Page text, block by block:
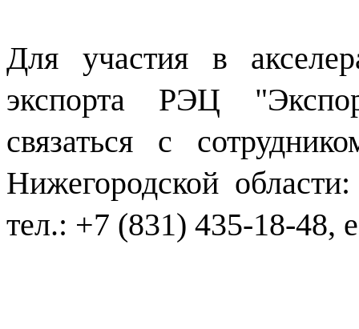
Для участия в
экспорта РЭЦ
связаться с
Нижегородской
тел.: +7 (831) 435-18-48,